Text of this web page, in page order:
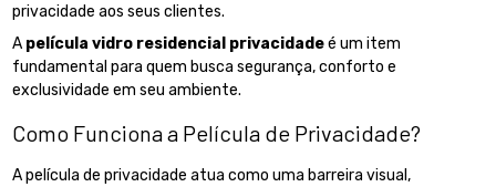
privacidade aos seus clientes.
A película vidro residencial privacidadeé um item
fundamental para quem busca segurança, conforto e
exclusividade em seu ambiente.
Como Funciona a Película de Privacidade?
A película de privacidade atua como uma barreira visual,